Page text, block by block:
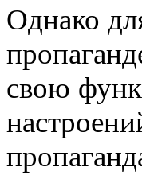
Однако
свою